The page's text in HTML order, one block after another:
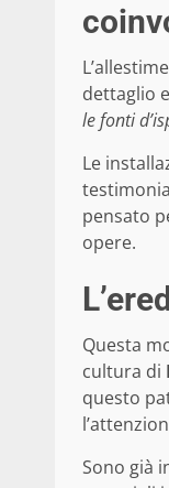
dettaglio
le fonti
Le
pensato
opere.
Questa
cultura di
questo
Sono già